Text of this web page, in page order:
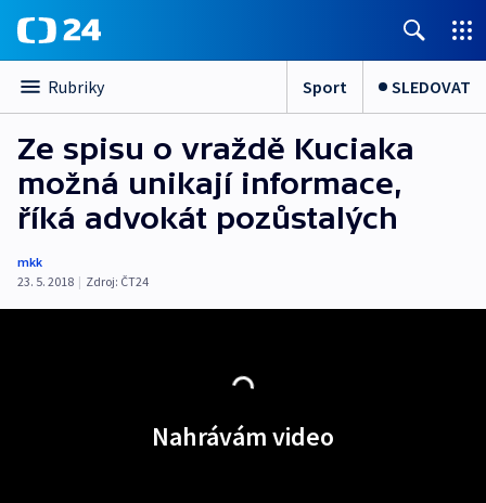
Rubriky Sport SLEDOVAT
Ze spisu o vraždě Kuciaka
možná unikají informace,
říká advokát pozůstalých
mkk
23. 5. 2018 | Zdroj: ČT24
Nahrávám video